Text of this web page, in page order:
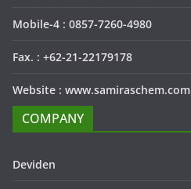
Mobile-4 : 0857-7260-4980
Fax. : +62-21-22179178
Website : www.samiraschem.com
COMPANY
Deviden